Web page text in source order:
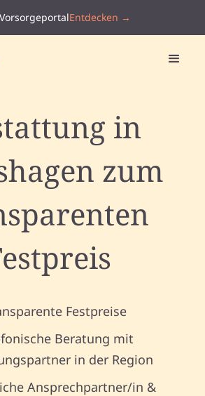
Entdecken →
in
zum
Festpreise
Beratung mit
in der Region
Ansprechpartner/in &